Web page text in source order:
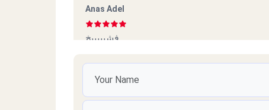
Anas Adel
فشيييييخ
sleem samh